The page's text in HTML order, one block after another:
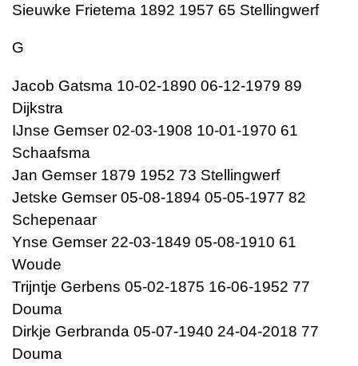
Sieuwke Frietema 1892 1957 65 Stellingwerf
G
Jacob Gatsma 10-02-1890 06-12-1979 89
Dijkstra
IJnse Gemser 02-03-1908 10-01-1970 61
Schaafsma
Jan Gemser 1879 1952 73 Stellingwerf
Jetske Gemser 05-08-1894 05-05-1977 82
Schepenaar
Ynse Gemser 22-03-1849 05-08-1910 61
Woude
Trijntje Gerbens 05-02-1875 16-06-1952 77
Douma
Dirkje Gerbranda 05-07-1940 24-04-2018 77
Douma